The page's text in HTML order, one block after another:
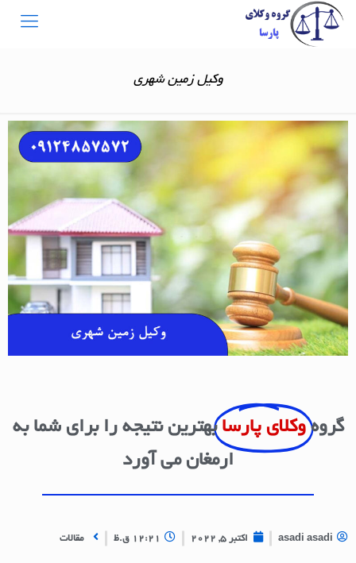
وکیل زمین شهری
گروه وکلای پارسا بهترین نتیجه را برای شما به
ارمغان می آورد
asadi asadi اکتبر 5, 2022 12:21 ق.ظ مقالات